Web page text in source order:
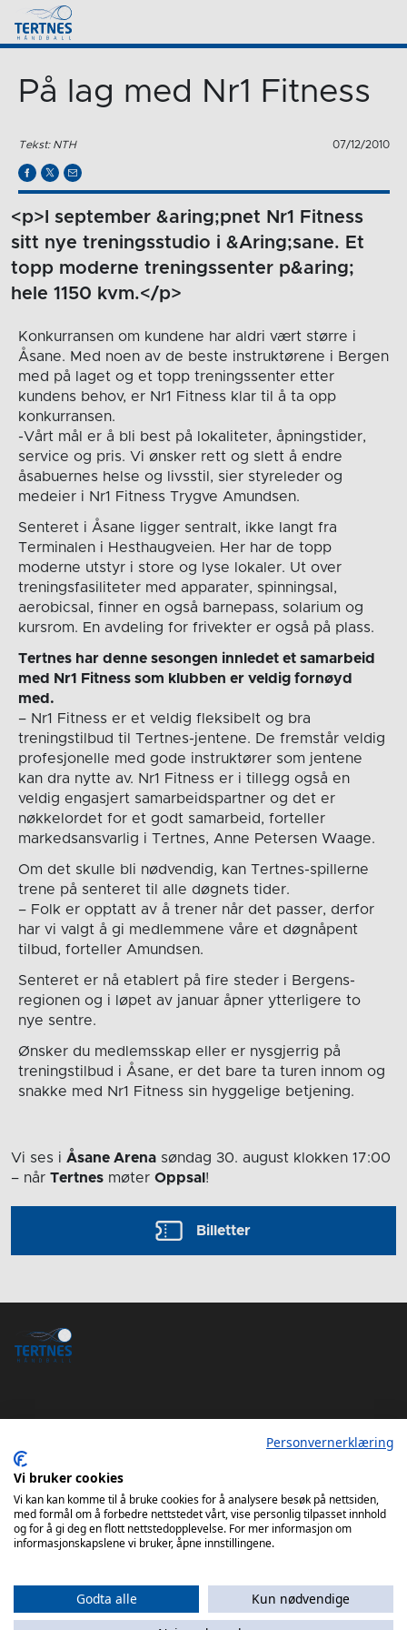
På lag med Nr1 Fitness
Tekst: NTH 07/12/2010
<p>I september &aring;pnet Nr1 Fitness
sitt nye treningsstudio i &Aring;sane. Et
topp moderne treningssenter p&aring;
hele 1150 kvm.</p>
Konkurransen om kundene har aldri vært større i
Åsane. Med noen av de beste instruktørene i Bergen
med på laget og et topp treningssenter etter
kundens behov, er Nr1 Fitness klar til å ta opp
konkurransen.
-Vårt mål er å bli best på lokaliteter, åpningstider,
service og pris. Vi ønsker rett og slett å endre
åsabuernes helse og livsstil, sier styreleder og
medeier i Nr1 Fitness Trygve Amundsen.
Senteret i Åsane ligger sentralt, ikke langt fra
Terminalen i Hesthaugveien. Her har de topp
moderne utstyr i store og lyse lokaler. Ut over
treningsfasiliteter med apparater, spinningsal,
aerobicsal, finner en også barnepass, solarium og
kursrom. En avdeling for frivekter er også på plass.
Tertnes har denne sesongen innledet et samarbeid
med Nr1 Fitness som klubben er veldig fornøyd
med.
– Nr1 Fitness er et veldig fleksibelt og bra
treningstilbud til Tertnes-jentene. De fremstår veldig
profesjonelle med gode instruktører som jentene
kan dra nytte av. Nr1 Fitness er i tillegg også en
veldig engasjert samarbeidspartner og det er
nøkkelordet for et godt samarbeid, forteller
markedsansvarlig i Tertnes, Anne Petersen Waage.
Om det skulle bli nødvendig, kan Tertnes-spillerne
trene på senteret til alle døgnets tider.
– Folk er opptatt av å trener når det passer, derfor
har vi valgt å gi medlemmene våre et døgnåpent
tilbud, forteller Amundsen.
Senteret er nå etablert på fire steder i Bergens-
regionen og i løpet av januar åpner ytterligere to
nye sentre.
Ønsker du medlemsskap eller er nysgjerrig på
treningstilbud i Åsane, er det bare ta turen innom og
snakke med Nr1 Fitness sin hyggelige betjening.
Vi ses i Åsane Arena søndag 30. august klokken 17:00
– når Tertnes møter Oppsal !
Billetter
Tertnes Håndball Elite Android App
Personvernerklæring
Vi bruker cookies
Vi kan kan komme til å bruke cookies for å analysere besøk på nettsiden,
med formål om å forbedre nettstedet vårt, vise personlig tilpasset innhold
og for å gi deg en flott nettstedopplevelse. For mer informasjon om
informasjonskapslene vi bruker, åpne innstillingene.
Godta alle
Kun nødvendige